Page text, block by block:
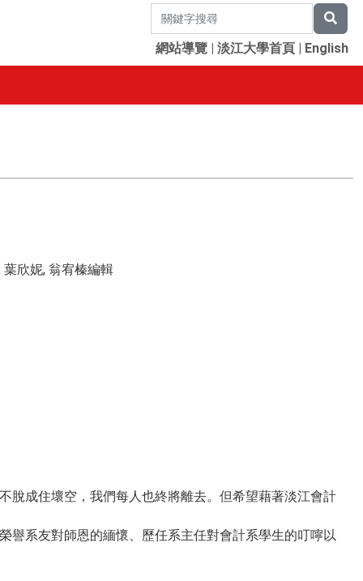
網站導覽 | 淡江大學首頁 | English
欣妮, 翁宥榛編輯
脫成住壞空，我們每人也終將離去。但希望藉著淡江會計
譽系友對師恩的緬懷、歷任系主任對會計系學生的叮嚀以